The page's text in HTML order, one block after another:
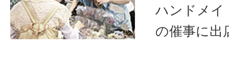
ハンドメイ
の催事に出